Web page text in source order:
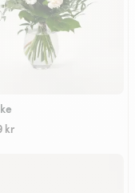
kr